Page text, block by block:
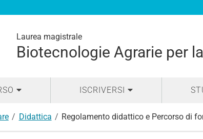
Laurea magistrale
Biotecnologie Agrarie per
ISCRIVERSI
Didattica Regolamento didattico e Percorso di